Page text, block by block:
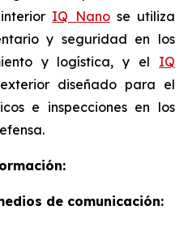
IQ Nanose utiliza
y seguridad en los
y logística, y el IQ
diseñado para el
e inspecciones en los
de comunicación: